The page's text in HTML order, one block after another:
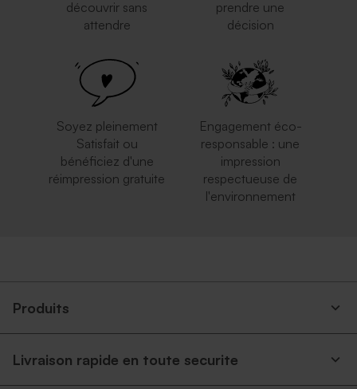
découvrir sans
attendre
prendre une
décision
Soyez pleinement
Satisfait ou
bénéficiez d'une
réimpression gratuite
Engagement éco-
responsable : une
impression
respectueuse de
l'environnement
Produits
Livraison rapide en toute securite